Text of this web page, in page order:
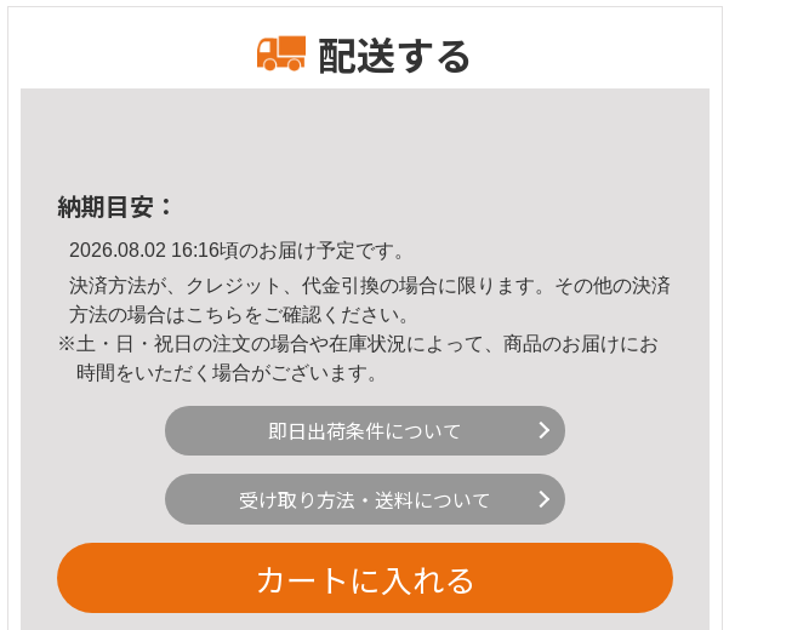
配送する
納期目安：
2026.08.02 16:16頃のお届け予定です。
決済方法が、クレジット、代金引換の場合に限ります。その他の決済
方法の場合はこちら をご確認ください。
※土・日・祝日の注文の場合や在庫状況によって、商品のお届けにお
時間をいただく場合がございます。
即日出荷条件について
受け取り方法・送料について
カートに入れる